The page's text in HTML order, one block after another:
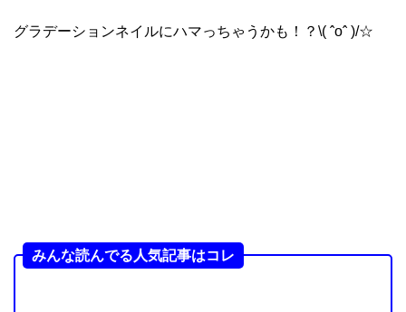
グラデーションネイルにハマっちゃうかも！？\( ˆoˆ )/☆
みんな読んでる人気記事はコレ